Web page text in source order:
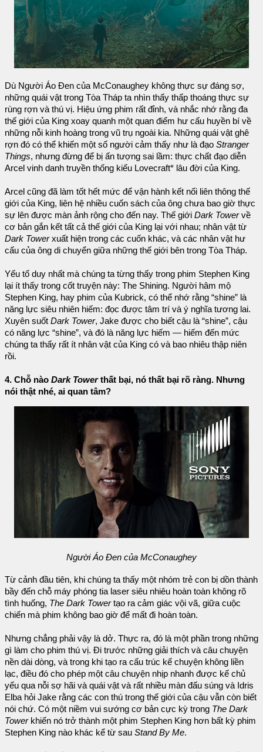
Dù Người Áo Đen của McConaughey không thực sự đáng sợ,
những quái vật trong Tòa Tháp ta nhìn thấy thấp thoáng thực sự
rùng rợn và thú vị. Hiệu ứng phim rất đỉnh, và nhắc nhớ rằng đa
thế giới của King xoay quanh một quan điểm hư cấu huyền bí về
những nỗi kinh hoàng trong vũ trụ ngoài kia. Những quái vật ghê
rợn đó có thể khiến một số người cảm thấy như là đạo Stranger
Things, nhưng đừng để bị ấn tượng sai lầm: thực chất đạo diễn
Arcel vinh danh truyền thống kiểu Lovecraft* lâu đời của King.
Arcel cũng đã làm tốt hết mức để vận hành kết nối liên thông thế
giới của King, liên hệ nhiều cuốn sách của ông chưa bao giờ thực
sự lên được màn ảnh rộng cho đến nay. Thế giới Dark Towervề
cơ bản gắn kết tất cả thế giới của King lại với nhau; nhân vật từ
Dark Towerxuất hiện trong các cuốn khác, và các nhân vật hư
cấu của ông di chuyển giữa những thế giới bên trong Tòa Tháp.
Yếu tố duy nhất mà chúng ta từng thấy trong phim Stephen King
lại ít thấy trong cốt truyện này: The Shining. Người hâm mộ
Stephen King, hay phim của Kubrick, có thể nhớ rằng “shine” là
năng lực siêu nhiên hiếm: đọc được tâm trí và ý nghĩa tương lai.
Xuyên suốt Dark Tower, Jake được cho biết cậu là “shine”, cậu
có năng lực “shine”, và đó là năng lực hiếm — hiếm đến mức
chúng ta thấy rất ít nhân vật của King có và bao nhiêu thập niên
rồi.
4. Chỗ nào Dark Towerthất bại, nó thất bại rõ ràng. Nhưng
nói thật nhé, ai quan tâm?
Người Áo Đen của McConaughey
Từ cảnh đầu tiên, khi chúng ta thấy một nhóm trẻ con bị dồn thành
bầy đến chỗ máy phóng tia laser siêu nhiêu hoàn toàn không rõ
tình huống, The Dark Towertạo ra cảm giác vội vã, giữa cuộc
chiến mà phim không bao giờ để mất đi hoàn toàn.
Nhưng chẳng phải vậy là dở. Thực ra, đó là một phần trong những
gì làm cho phim thú vị. Đi trước những giải thích và câu chuyện
nền dài dòng, và trong khi tạo ra cấu trúc kể chuyện không liền
lạc, điều đó cho phép một câu chuyện nhịp nhanh được kể chủ
yếu qua nỗi sợ hãi và quái vật và rất nhiều màn đấu súng và Idris
Elba hỏi Jake rằng các con thú trong thế giới của cậu vẫn còn biết
nói chứ. Có một niềm vui sướng cơ bản cực kỳ trong The Dark
Towerkhiến nó trở thành một phim Stephen King hơn bất kỳ phim
Stephen King nào khác kể từ sau Stand By Me.